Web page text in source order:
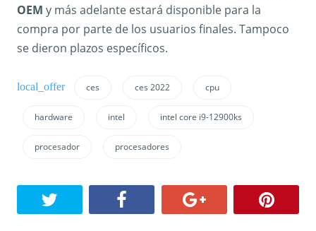
OEM y más adelante estará disponible para la
compra por parte de los usuarios finales. Tampoco
se dieron plazos específicos.
ces ces 2022 cpu
hardware intel intel core i9-12900ks
procesador procesadores